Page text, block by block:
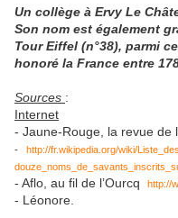
Un collège à Ervy Le
Son nom est également
Tour Eiffel (n°38), parmi
honoré la France entre
Sources :
Internet
- Jaune-Rouge, la revue de
-
http://fr.wikipedia.org/wiki/
- Aflo, au fil de l’Ourcq http://
- Léonore.